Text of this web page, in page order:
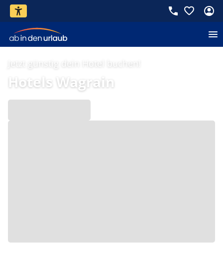
Jetzt günstig dein Hotel buchen!
Hotels Wagrain